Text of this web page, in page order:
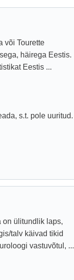
või Tourette
häirega Eestis.
Eestis ...
s.t. pole uuritud.
on ülitundlik laps,
talv käivad tikid
vastuvõtul, ...